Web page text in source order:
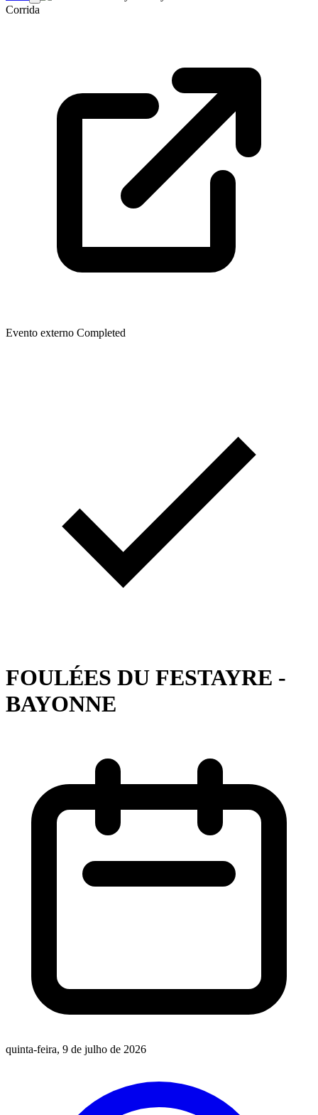
Corrida
Evento externo Completed
FOULÉES DU FESTAYRE -
BAYONNE
quinta-feira, 9 de julho de 2026